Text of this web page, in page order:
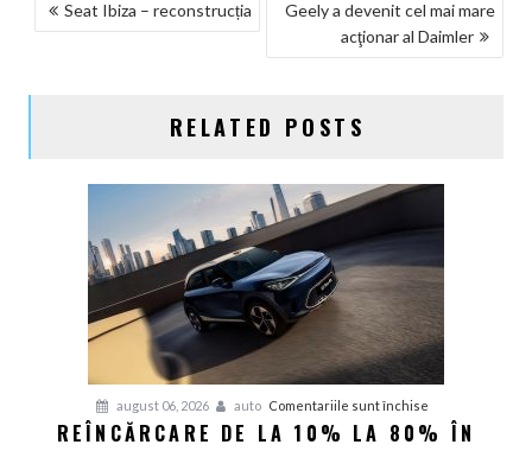
Seat Ibiza – reconstrucția
Geely a devenit cel mai mare
acţionar al Daimler
RELATED POSTS
august 06, 2026 auto Comentariile sunt închise
Reîncărcare
REÎNCĂRCARE DE LA 10% LA 80% ÎN